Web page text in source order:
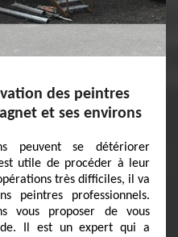
des peintres
et ses environs
peuvent se détériorer
utile de procéder à leur
très difficiles, il va
peintres professionnels.
vous proposer de vous
Il est un expert qui a